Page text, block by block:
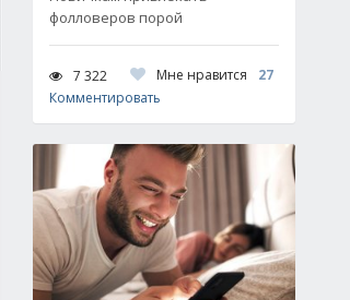
фолловеров порой
7 322 Мне нравится
27
Комментировать